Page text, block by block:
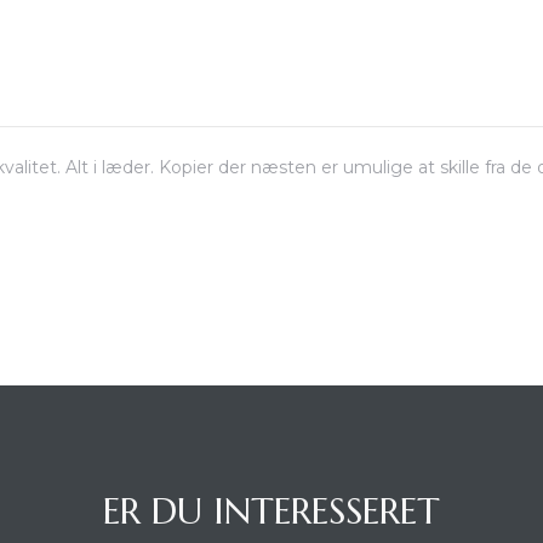
Alt i læder. Kopier der næsten er umulige at skille fra de
ER DU INTERESSERET